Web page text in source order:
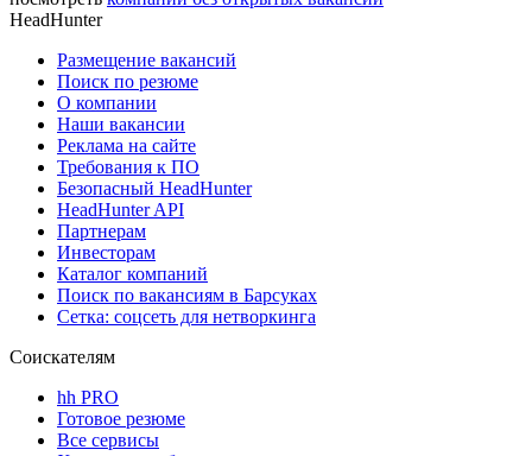
HeadHunter
Размещение вакансий
Поиск по резюме
О компании
Наши вакансии
Реклама на сайте
Требования к ПО
Безопасный HeadHunter
HeadHunter API
Партнерам
Инвесторам
Каталог компаний
Поиск по вакансиям в Барсуках
Сетка: соцсеть для нетворкинга
Соискателям
hh PRO
Готовое резюме
Все сервисы